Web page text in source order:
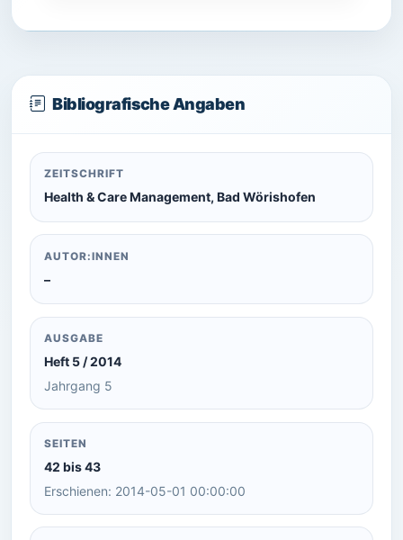
Bibliografische Angaben
ZEITSCHRIFT
Health & Care Management, Bad Wörishofen
AUTOR:INNEN
–
AUSGABE
Heft 5 / 2014
Jahrgang 5
SEITEN
42 bis 43
Erschienen: 2014-05-01 00:00:00